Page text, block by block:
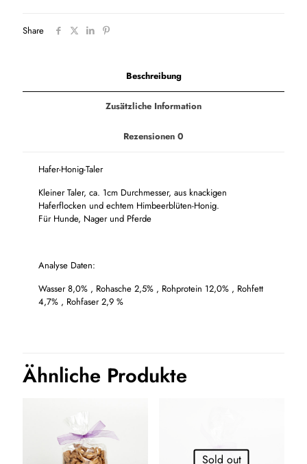
Share
Beschreibung
Zusätzliche Information
Rezensionen 0
Hafer-Honig-Taler
Kleiner Taler, ca. 1cm Durchmesser, aus knackigen
Haferflocken und echtem Himbeerblüten-Honig.
Für Hunde, Nager und Pferde
Analyse Daten:
Wasser 8,0% , Rohasche 2,5% , Rohprotein 12,0% , Rohfett
4,7% , Rohfaser 2,9 %
Ähnliche Produkte
Sold out